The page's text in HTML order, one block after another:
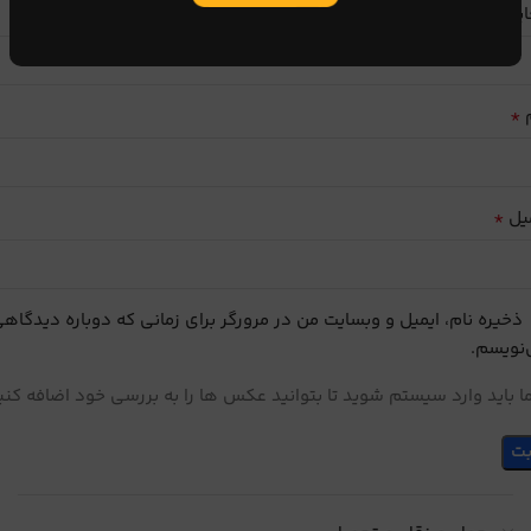
*
*
ذخیره نام، ایمیل و وبسایت من در مرورگر برای زمانی که دوباره
باید وارد سیستم شوید تا بتوانید عکس ها را به بررسی خود اضافه